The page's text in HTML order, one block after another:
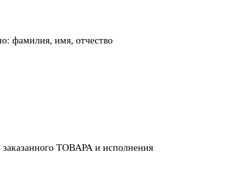
фамилия, имя, отчество
заказанного ТОВАРА и исполнения